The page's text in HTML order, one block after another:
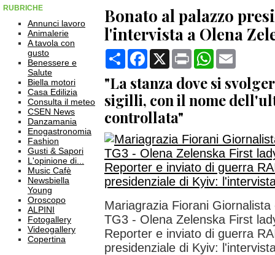
RUBRICHE
Annunci lavoro
Animalerie
A tavola con
gusto
Benessere e
Salute
Biella motori
Casa Edilizia
Consulta il meteo
CSEN News
Danzamania
Enogastronomia
Fashion
Gusti & Sapori
L'opinione di...
Music Cafè
Newsbiella
Young
Oroscopo
ALPINI
Fotogallery
Videogallery
Copertina
Bonato al palazzo
l'intervista a Olena
CondividiFacebook
X Print WhatsApp
"La stanza dove si
sigilli, con il nome
controllata"
Mariagrazia Fiorani
TG3 - Olena Zelenska First
Reporter e inviato di guerra
presidenziale di Kyiv: